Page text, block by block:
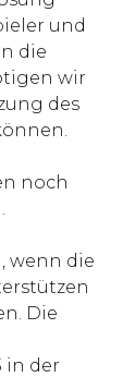
und
die
wir
des
noch
wenn die
Die
in der